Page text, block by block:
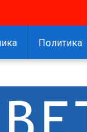
Политика